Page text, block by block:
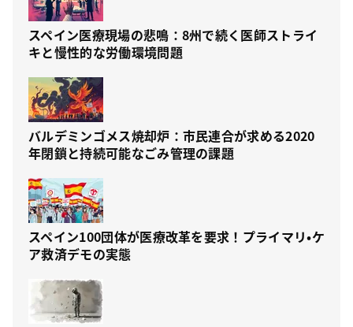
スペイン医療現場の悲鳴：8州で続く医師ストライ
キと慢性的な労働環境問題
バルデミンゴメス焼却炉：市民連合が求める2020
年閉鎖と持続可能なごみ管理の課題
スペイン100団体が医療改革を要求！プライマリ・ケ
ア救済デモの実態